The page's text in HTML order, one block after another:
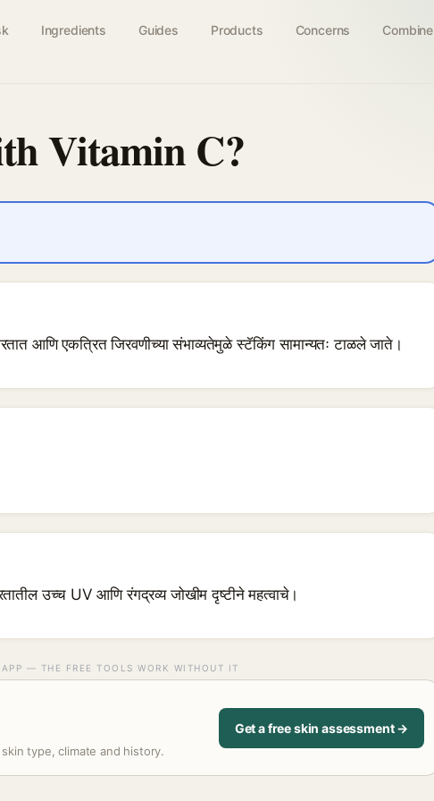
Ingredients Guides Products Concerns Combine
Vitamin C?
आणि एकत्रित जिरवणीच्या संभाव्यतेमुळे स्टॅकिंग सामान्यतः टाळले जाते।
उच्च UV आणि रंगद्रव्य जोखीम दृष्टीने महत्वाचे।
— THE FREE TOOLS WORK WITHOUT IT
type, climate and history.
Get a free skin assessment →